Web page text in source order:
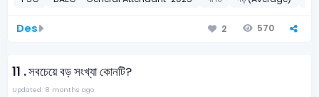
Des 2 570
11 .সবচেয়ে বড় সংখ্যা কোনটি?
Updated: 8 months ago